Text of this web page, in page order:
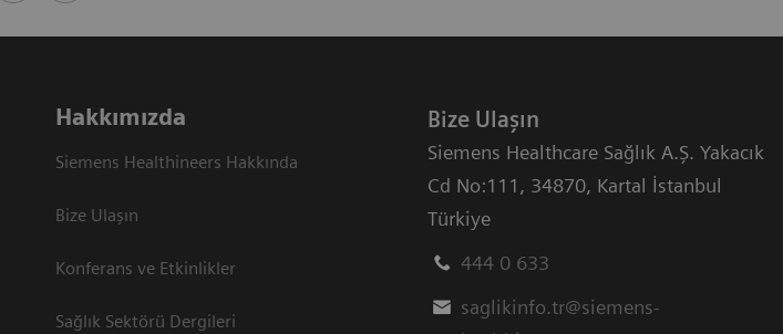
Hakkımızda
Siemens Healthineers Hakkında
Bize Ulaşın
Konferans ve Etkinlikler
Sağlık Sektörü Dergileri
Bize Ulaşın
Siemens Healthcare Sağlık A.Ş. Yakacık
Cd No:111 , 34870, Kartal İstanbul
Türkiye
444 0 633
saglikinfo.tr@siemens-